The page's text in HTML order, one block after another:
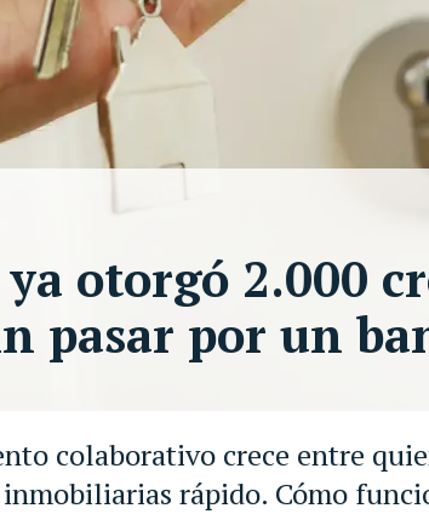
colaborativo crece entre
rápido. Cómo
otorgó 2.000
pasar por un